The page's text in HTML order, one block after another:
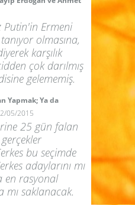
Putin'in Ermeni
tanıyor olmasına,
karşılık
çok darılmış
gelememiş.
Yapmak; Ya da
05/2015
25 gün falan
bu seçimde
adaylarını mı
en rasyonal
mı saklanacak.